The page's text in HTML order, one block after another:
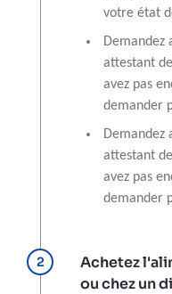
votre état
Demandez
attestant
avez pas
demander
Demandez
attestant
avez pas
demander
Achetez
ou chez un